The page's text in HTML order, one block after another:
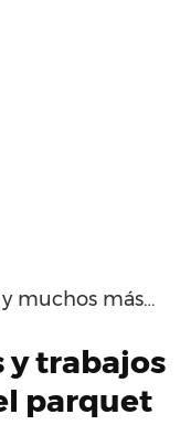
muchos más…
y trabajos
parquet